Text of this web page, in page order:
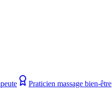
Praticien massage bien-être